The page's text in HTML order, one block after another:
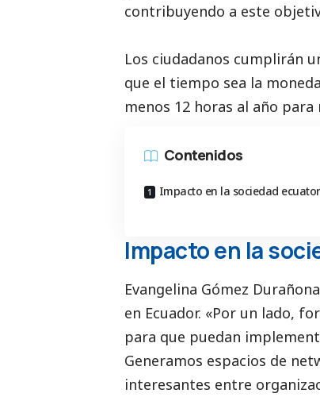
contribuyendo a este
Los ciudadanos cumplirán
que el tiempo sea la
menos 12 horas al año
Contenidos
Impacto en la sociedad
Impacto en la
Evangelina Gómez
en Ecuador. «Por un lado,
para que puedan
Generamos espacios de
interesantes entre